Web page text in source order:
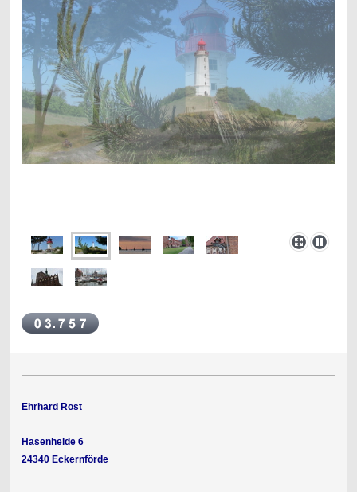
Ehrhard Rost
Hasenheide 6
24340 Eckernförde